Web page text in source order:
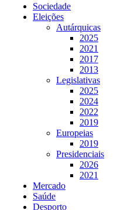
Sociedade
Eleições
Autárquicas
2025
2021
2017
2013
Legislativas
2025
2024
2022
2019
Europeias
2019
Presidenciais
2026
2021
Mercado
Saúde
Desporto